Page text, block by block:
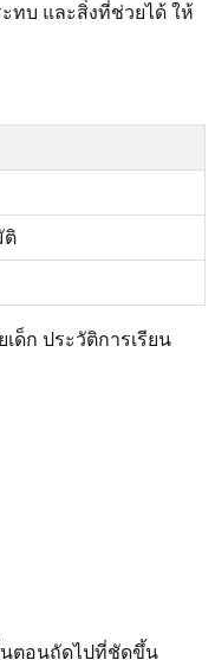
ทบ และสิ่งที่ช่วยได้ ให้
ติ
ด็ก ประวัติการเรียน
นตอนถัดไปที่ชัดขึ้น